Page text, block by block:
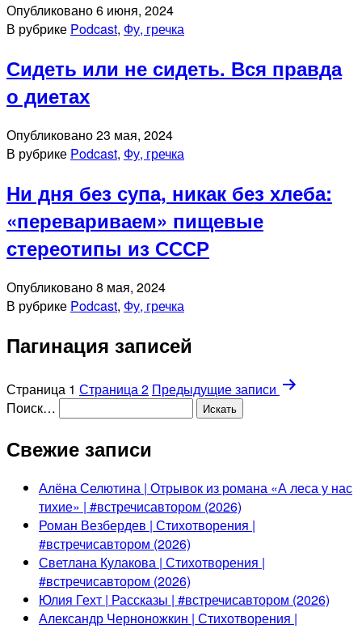
Опубликовано6 июня, 2024
В рубрике Podcast, Фу, гречка
Сидеть или не сидеть. Вся правда
о диетах
Опубликовано23 мая, 2024
В рубрике Podcast, Фу, гречка
Ни дня без супа, никак без хлеба:
«перевариваем» пищевые
стереотипы из СССР
Опубликовано8 мая, 2024
В рубрике Podcast, Фу, гречка
Пагинация записей
Страница 1 Страница 2 Предыдущиезаписи
Поиск…
Свежие записи
Алёна Селютина | Отрывок из романа «А леса у нас
тихие» | #встречисавтором (2026)
Роман Везбердев | Стихотворения |
#встречисавтором (2026)
Светлана Кулакова | Стихотворения |
#встречисавтором (2026)
Юлия Гехт | Рассказы | #встречисавтором (2026)
Александр Черноножкин | Стихотворения |